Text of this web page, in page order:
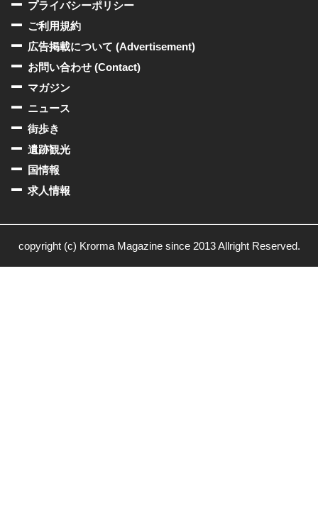
プライバシーポリシー
ご利用規約
広告掲載について (Advertisement)
お問い合わせ (Contact)
マガジン
ニュース
街歩き
遺跡観光
国情報
求人情報
copyright (c) Krorma Magazine since 2013 Allright Reserved.